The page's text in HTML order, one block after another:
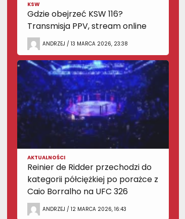
KSW
Gdzie obejrzeć KSW 116?
Transmisja PPV, stream online
ANDRZEJ / 13 MARCA 2026, 23:38
AKTUALNOŚCI
Reinier de Ridder przechodzi do
kategorii półciężkiej po porażce z
Caio Borralho na UFC 326
ANDRZEJ / 12 MARCA 2026, 16:43